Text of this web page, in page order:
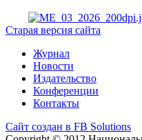
Старая версия сайта
Журнал
Новости
Издательство
Конференции
Контакты
Сайт создан в FB Solutions